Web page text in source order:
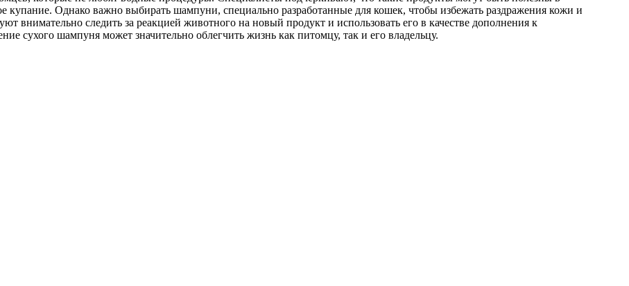
купание. Однако важно выбирать шампуни, специально разработанные для кошек, чтобы избежать раздражения кожи и
внимательно следить за реакцией животного на новый продукт и использовать его в качестве дополнения к
сухого шампуня может значительно облегчить жизнь как питомцу, так и его владельцу.